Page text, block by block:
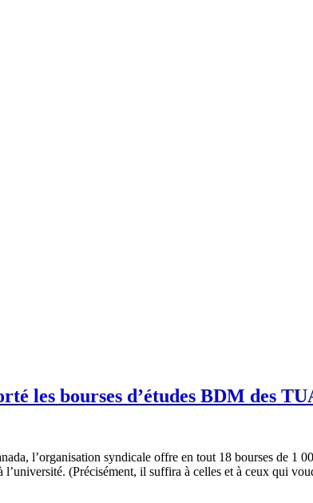
les bourses d’études BDM des
l’organisation syndicale offre en tout 18 bourses de 1
(Précisément, il suffira à celles et à ceux qui